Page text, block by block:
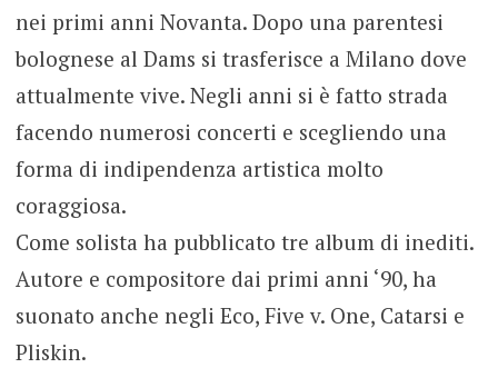
nei primi anni Novanta. Dopo una parentesi
bolognese al Dams si trasferisce a Milano dove
attualmente vive. Negli anni si è fatto strada
facendo numerosi concerti e scegliendo una
forma di indipendenza artistica molto
coraggiosa.
Come solista ha pubblicato tre album di inediti.
Autore e compositore dai primi anni ‘90, ha
suonato anche negli Eco, Five v. One, Catarsi e
Pliskin.